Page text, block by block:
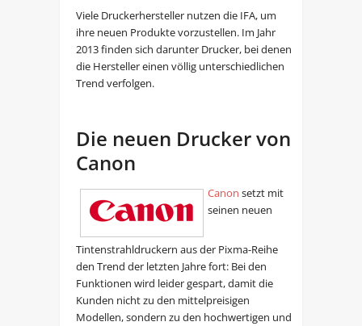
Viele Druckerhersteller nutzen die IFA, um
ihre neuen Produkte vorzustellen. Im Jahr
2013 finden sich darunter Drucker, bei denen
die Hersteller einen völlig unterschiedlichen
Trend verfolgen.
Die neuen Drucker von
Canon
Canon setzt mit
seinen neuen
Tintenstrahldruckern aus der Pixma-Reihe
den Trend der letzten Jahre fort: Bei den
Funktionen wird leider gespart, damit die
Kunden nicht zu den mittelpreisigen
Modellen, sondern zu den hochwertigen und